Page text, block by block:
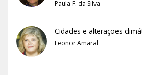
Paula F. da Silva
Cidades e alterações
Leonor Amaral